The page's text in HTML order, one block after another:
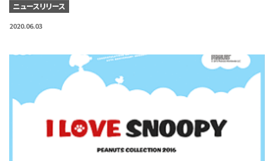
ニュースリリース
2020.06.03